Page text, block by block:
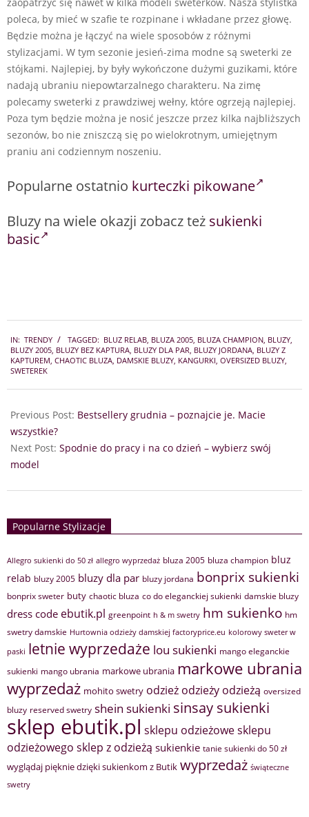
poleca, by mieć w szafie te rozpinane i wkładane przez głowę.
Będzie można je łączyć na wiele sposobów z różnymi
stylizacjami. W tym sezonie jesień-zima modne są sweterki ze
stójkami. Najlepiej, by były wykończone dużymi guzikami, które
nadają ubraniu niepowtarzalnego charakteru. Na zimę
polecamy sweterki z prawdziwej wełny, które ogrzeją najlepiej.
Poza tym będzie można je nosić jeszcze przez kilka najbliższych
sezonów, bo nie zniszczą się po wielokrotnym, umiejętnym
praniu ani codziennym noszeniu.
Popularne ostatnio kurteczki pikowane
Bluzy na wiele okazji zobacz też sukienki
basic
12-
26
IN: TRENDY TAGGED: BLUZ RELAB BLUZA 2005 BLUZA CHAMPION BLUZY
BLUZY 2005 BLUZY BEZ KAPTURA BLUZY DLA PAR BLUZY JORDANA BLUZY Z
KAPTUREM CHAOTIC BLUZA DAMSKIE BLUZY KANGURKI OVERSIZED BLUZY
SWETEREK
Previous Post: Bestsellery grudnia – poznajcie je. Macie
wszystkie?
Next Post: Spodnie do pracy i na co dzień – wybierz swój
model
Popularne Stylizacje
Allegro sukienki do 50 zł allegro wyprzedaż bluza 2005 bluza champion bluz
relab bluzy 2005 bluzy dla par bluzy jordana bonprix sukienki
bonprix sweter buty chaotic bluza co do eleganckiej sukienki damskie bluzy
dress code ebutik.pl greenpoint h & m swetry hm sukienko hm
swetry damskie Hurtownia odzieży damskiej factoryprice.eu kolorowy sweter w
paski letnie wyprzedaże lou sukienki mango eleganckie
sukienki mango ubrania markowe ubrania markowe ubrania
wyprzedaż mohito swetry odzież odzieży odzieżą oversized
bluzy reserved swetry shein sukienki sinsay sukienki
sklep ebutik.pl sklepu odzieżowesklepu
odzieżowego sklep z odzieżą sukienkie tanie sukienki do 50 zł
wyglądaj pięknie dzięki sukienkom z Butik wyprzedaż świąteczne
swetry